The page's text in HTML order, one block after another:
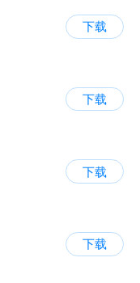
下载
下载
下载
下载